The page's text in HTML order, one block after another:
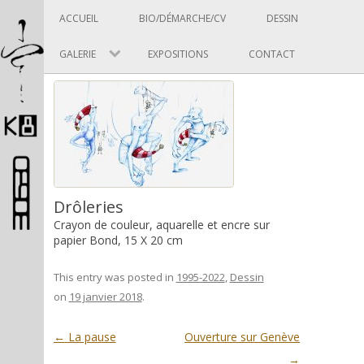
Pascal Picard
ACCUEIL BIO/DÉMARCHE/CV DESSIN
GALERIE EXPOSITIONS CONTACT
Drôleries
Crayon de couleur, aquarelle et encre sur
papier Bond, 15 X 20 cm
This entry was posted in 1995-2022, Dessin
on 19 janvier 2018.
Post navigation
← La pause
Ouverture sur Genève
→